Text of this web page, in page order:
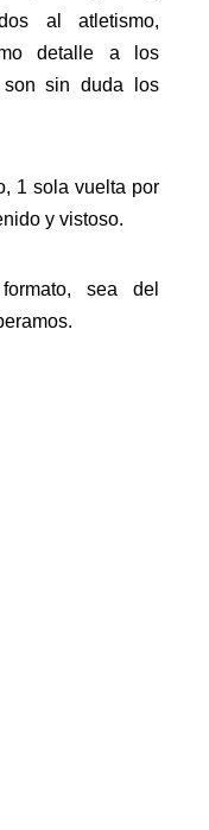
al atletismo,
detalle a los
son sin duda los
1 sola vuelta por
y vistoso.
sea del